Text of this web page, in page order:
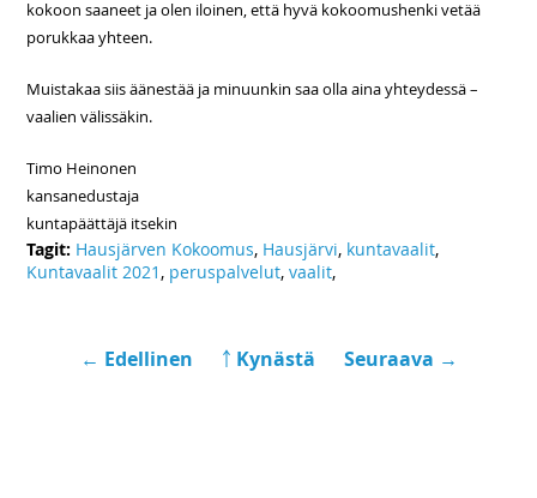
kokoon saaneet ja olen iloinen, että hyvä kokoomushenki vetää
porukkaa yhteen.
Muistakaa siis äänestää ja minuunkin saa olla aina yhteydessä –
vaalien välissäkin.
Timo Heinonen
kansanedustaja
kuntapäättäjä itsekin
Tagit: Hausjärven Kokoomus, Hausjärvi, kuntavaalit,
Kuntavaalit 2021 , peruspalvelut,vaalit,
← Edellinen ￪ Kynästä Seuraava →